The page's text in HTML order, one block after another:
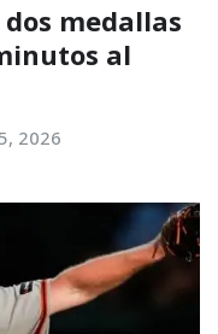
medallas
al
2026